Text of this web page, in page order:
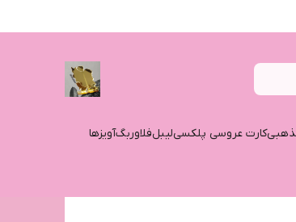
کارت عروسی پلکسیلیبلفلاوربگآویزها